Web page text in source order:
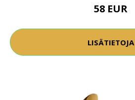
58 EUR
LISÄTIETOJA